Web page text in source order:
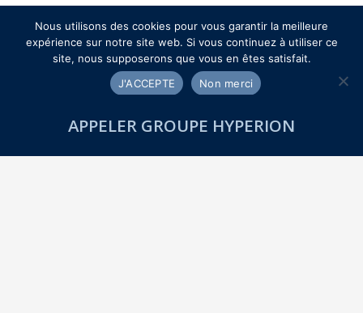
LE RÉSEAU HYPÉRION
APPELER GROUPE HYPERION
Nous utilisons des cookies pour vous garantir la meilleure
expérience sur notre site web. Si vous continuez à utiliser ce
site, nous supposerons que vous en êtes satisfait.
J'ACCEPTE
Non merci